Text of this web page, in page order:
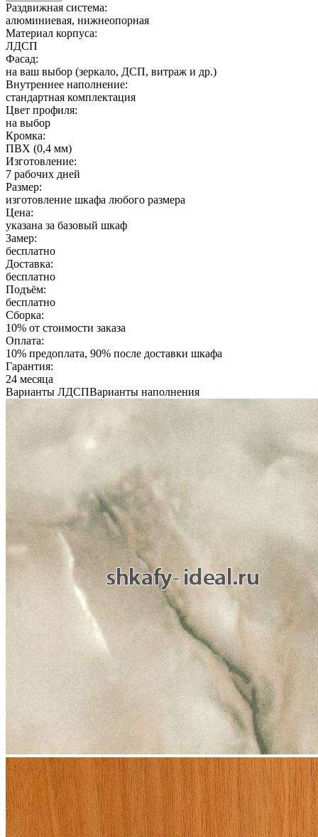
Раздвижная система:
алюминиевая, нижнеопорная
Материал корпуса:
ЛДСП
Фасад:
на ваш выбор (зеркало, ДСП, витраж и др.)
Внутреннее наполнение:
стандартная комплектация
Цвет профиля:
на выбор
Кромка:
ПВХ (0,4 мм)
Изготовление:
7 рабочих дней
Размер:
изготовление шкафа любого размера
Цена:
указана за базовый шкаф
Замер:
бесплатно
Доставка:
бесплатно
Подъём:
бесплатно
Сборка:
10% от стоимости заказа
Оплата:
10% предоплата, 90% после доставки шкафа
Гарантия:
24 месяца
Варианты ЛДСПВарианты наполнения